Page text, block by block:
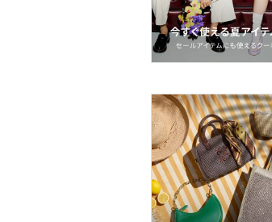
着物・浴衣・和装小物
スキンケア
ベースメイク
メイクアップ
ネイル
ボディケア・オーラルケ